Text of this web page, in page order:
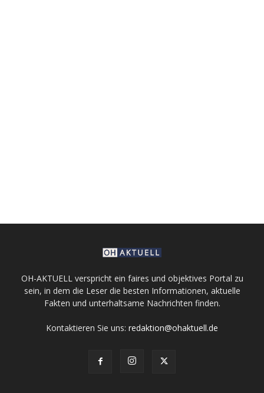
OH-AKTUELL verspricht ein faires und objektives Portal zu
sein, in dem die Leser die besten Informationen, aktuelle
Fakten und unterhaltsame Nachrichten finden.
Kontaktieren Sie uns: redaktion@ohaktuell.de